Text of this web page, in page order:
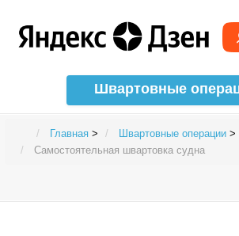
Швартовные
Главная > Швартовные операции >
Самостоятельная швартовка судна